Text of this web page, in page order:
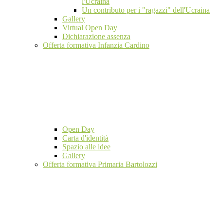
Un contributo per i "ragazzi" dell'Ucraina
Gallery
Virtual Open Day
Dichiarazione assenza
Offerta formativa Infanzia Cardino
Open Day
Carta d'identità
Spazio alle idee
Gallery
Offerta formativa Primaria Bartolozzi